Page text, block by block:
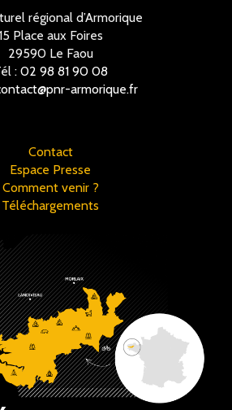
régional d’Armorique
Place aux Foires
29590 Le Faou
: 02 98 81 90 08
armorique.fr
Contact
Espace Presse
Comment venir ?
Téléchargements